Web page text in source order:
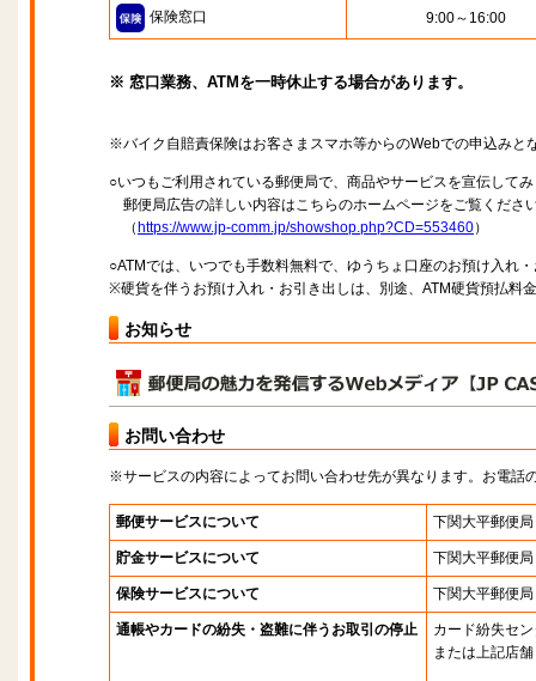
保険窓口 9:00～16:00
※ 窓口業務、ATMを一時休止する場合があります。
※バイク自賠責保険はお客さまスマホ等からのWebでの申込みと
○いつもご利用されている郵便局で、商品やサービスを宣伝して
郵便局広告の詳しい内容はこちらのホームページをご覧くださ
（ https://www.jp-comm.jp/showshop.php?CD=553460）
○ATMでは、いつでも手数料無料で、ゆうちょ口座のお預け入れ
※硬貨を伴うお預け入れ・お引き出しは、別途、ATM硬貨預払料
お知らせ
お問い合わせ
※サービスの内容によってお問い合わせ先が異なります。お電話
郵便サービスについて 下関大平郵便局
貯金サービスについて 下関大平郵便局
保険サービスについて 下関大平郵便局
通帳やカードの紛失・盗難に伴うお取引の停止
カード紛失セ
または上記店舗